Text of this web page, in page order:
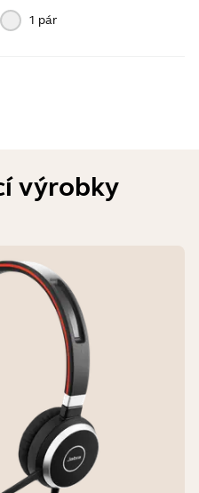
1 pár
výrobky